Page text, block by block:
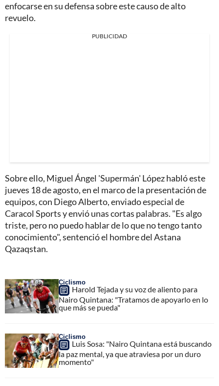
enfocarse en su defensa sobre este causo de alto
revuelo.
PUBLICIDAD
Sobre ello, Miguel Ángel 'Supermán' López habló este
jueves 18 de agosto, en el marco de la presentación de
equipos, con Diego Alberto, enviado especial de
Caracol Sports y envió unas cortas palabras. "Es algo
triste, pero no puedo hablar de lo que no tengo tanto
conocimiento", sentenció el hombre del Astana
Qazaqstan.
Ciclismo
Harold Tejada y su voz de aliento para
Nairo Quintana: "Tratamos de apoyarlo en lo
que más se pueda"
Ciclismo
Luis Sosa: "Nairo Quintana está buscando
la paz mental, ya que atraviesa por un duro
momento"